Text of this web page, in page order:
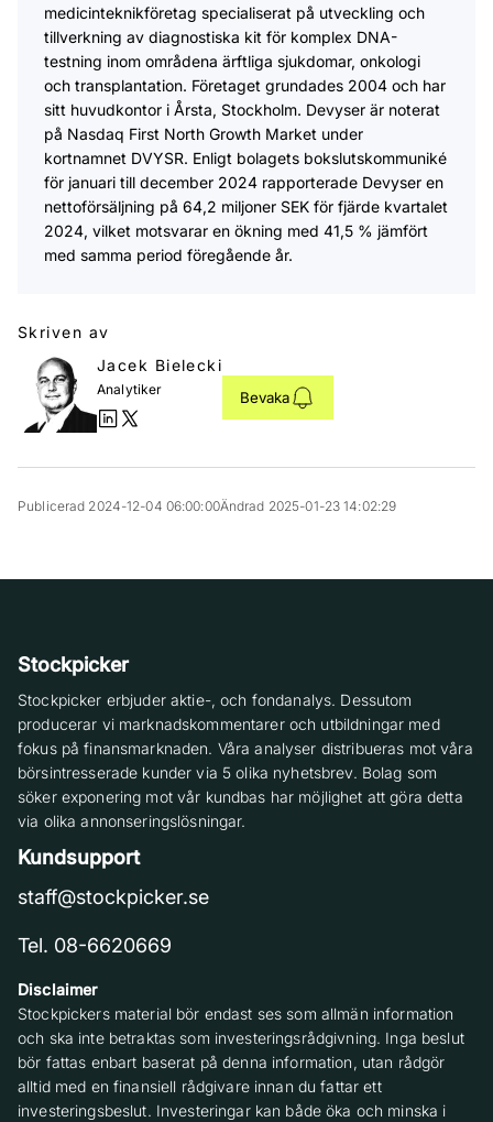
medicinteknikföretag specialiserat på utveckling och
tillverkning av diagnostiska kit för komplex DNA-
testning inom områdena ärftliga sjukdomar, onkologi
och transplantation. Företaget grundades 2004 och har
sitt huvudkontor i Årsta, Stockholm. Devyser är noterat
på Nasdaq First North Growth Market under
kortnamnet DVYSR. Enligt bolagets bokslutskommuniké
för januari till december 2024 rapporterade Devyser en
nettoförsäljning på 64,2 miljoner SEK för fjärde kvartalet
2024, vilket motsvarar en ökning med 41,5 % jämfört
med samma period föregående år.
Skriven av
Jacek Bielecki
Analytiker Bevaka
Publicerad 2024-12-04 06:00:00Ändrad 2025-01-23 14:02:29
Stockpicker
Stockpicker erbjuder aktie-, och fondanalys. Dessutom
producerar vi marknadskommentarer och utbildningar med
fokus på finansmarknaden. Våra analyser distribueras mot våra
börsintresserade kunder via 5 olika nyhetsbrev. Bolag som
söker exponering mot vår kundbas har möjlighet att göra detta
via olika annonseringslösningar.
Kundsupport
staff@stockpicker.se
Tel. 08-6620669
Disclaimer
Stockpickers material bör endast ses som allmän information
och ska inte betraktas som investeringsrådgivning. Inga beslut
bör fattas enbart baserat på denna information, utan rådgör
alltid med en finansiell rådgivare innan du fattar ett
investeringsbeslut. Investeringar kan både öka och minska i